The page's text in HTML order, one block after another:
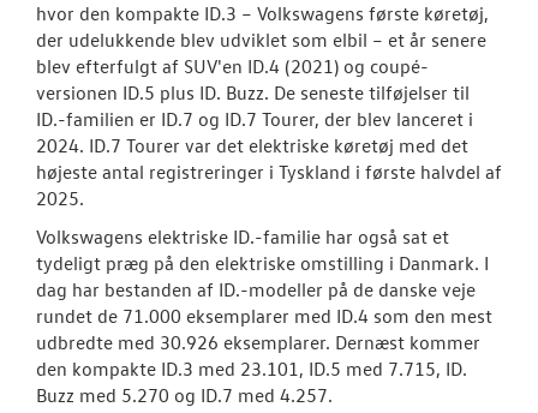
hvor den kompakte ID.3 – Volkswagens første køretøj,
der udelukkende blev udviklet som elbil – et år senere
blev efterfulgt af SUV'en ID.4 (2021) og coupé-
versionen ID.5 plus ID. Buzz. De seneste tilføjelser til
ID.-familien er ID.7 og ID.7 Tourer, der blev lanceret i
2024. ID.7 Tourer var det elektriske køretøj med det
højeste antal registreringer i Tyskland i første halvdel af
2025.
Volkswagens elektriske ID.-familie har også sat et
tydeligt præg på den elektriske omstilling i Danmark. I
dag har bestanden af ID.-modeller på de danske veje
rundet de 71.000 eksemplarer med ID.4 som den mest
udbredte med 30.926 eksemplarer. Dernæst kommer
den kompakte ID.3 med 23.101, ID.5 med 7.715, ID.
Buzz med 5.270 og ID.7 med 4.257.